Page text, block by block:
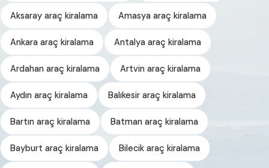
Aksaray araç kiralama Amasya araç kiralama
Ankara araç kiralama Antalya araç kiralama
Ardahan araç kiralama Artvin araç kiralama
Aydın araç kiralama Balıkesir araç kiralama
Bartın araç kiralama Batman araç kiralama
Bayburt araç kiralama Bilecik araç kiralama